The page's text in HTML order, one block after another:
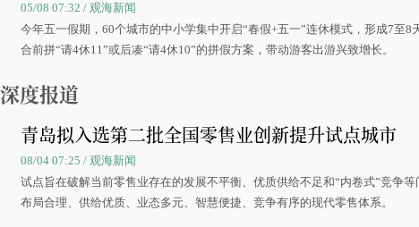
05/08 07:32 / 观海新闻
今年五一假期，60个城市的中小学集中开启“春假+五一”连休模式，形成7至8
合前拼“请4休11”或后凑“请4休10”的拼假方案，带动游客出游兴致增长。
深度报道
青岛拟入选第二批全国零售业创新提升试点城市
08/04 07:25 / 观海新闻
试点旨在破解当前零售业存在的发展不平衡、优质供给不足和“内卷式”竞争
布局合理、供给优质、业态多元、智慧便捷、竞争有序的现代零售体系。